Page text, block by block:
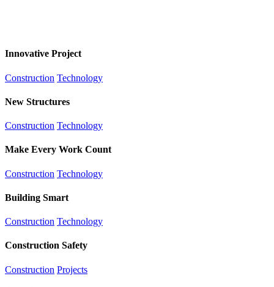
Innovative Project
Construction Technology
New Structures
Construction Technology
Make Every Work Count
Construction Technology
Building Smart
Construction Technology
Construction Safety
Construction Projects